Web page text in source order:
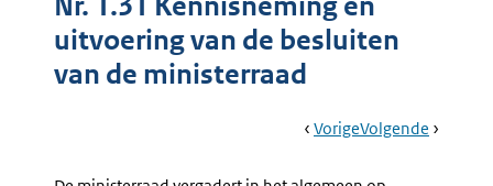
uitvoering van de besluiten
van de ministerraad
Book
Ga
VorigePagina:
Ga
Volgende Pagina: